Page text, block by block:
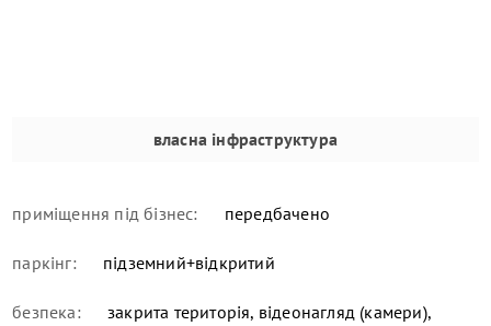
власна інфраструктура
приміщення під бізнес: передбачено
паркінг: підземний+відкритий
безпека: закрита територія, відеонагляд (камери),